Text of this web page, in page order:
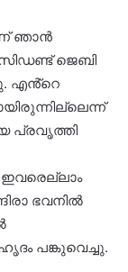
ഞാൻ
ജെബി
എൻ്റെ
പ്രവൃത്തി
ഇവരെല്ലാം
ഭവനിൽ
പങ്കുവെച്ചു.